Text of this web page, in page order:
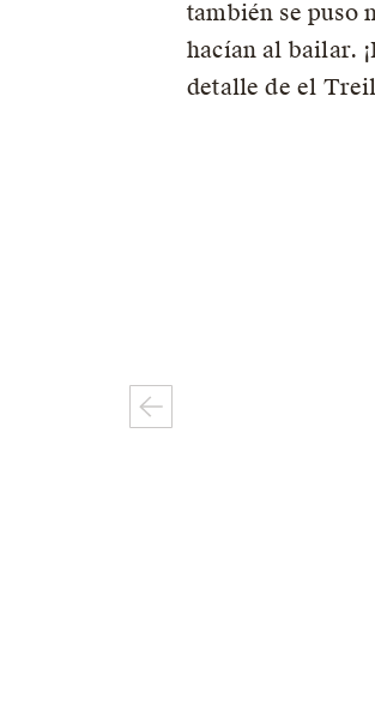
también se puso
hacían al bailar.
detalle de el